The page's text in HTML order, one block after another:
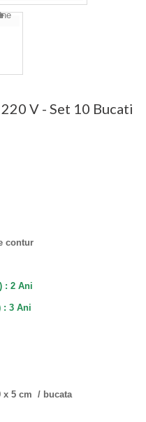
V - Set 10 Bucati
contur
) : 2 Ani
: 3 Ani
x 5 cm / bucata